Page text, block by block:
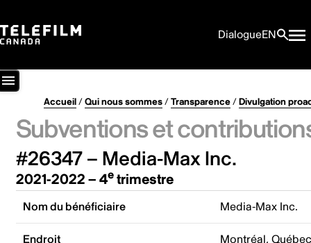
DialogueEN
Accueil/Qui nous sommes/Transparence/Divulgation
Subventions et
#26347 – Media-Max Inc.
2021-2022 – 4etrimestre
Nom du bénéficiaire Media-Max Inc.
Endroit Montréal,